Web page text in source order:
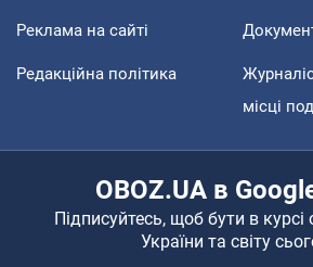
Реклама на сайті
Редакційна політика
місці
OBOZ.UA в
Підписуйтесь, щоб бути в курсі
України та світу